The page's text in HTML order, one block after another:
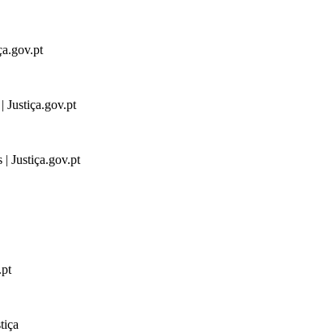
Justiça.gov.pt
Justiça.gov.pt